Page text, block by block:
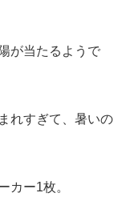
が当たるようで
れすぎて、暑いの
カー1枚。